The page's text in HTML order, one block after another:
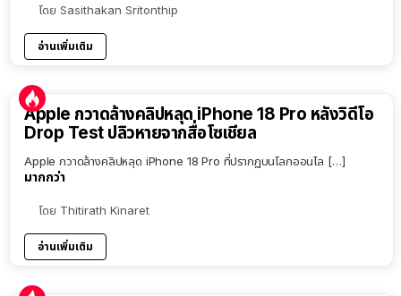
โดย Sasithakan Sritonthip
อ่านเพิ่มเติม
Apple กวาดล้างคลิปหลุด iPhone 18 Pro หลังวิดีโอ
Drop Test ปลิวหายจากสื่อโซเชียล
Apple กวาดล้างคลิปหลุด iPhone 18 Pro ที่ปรากฏบนโลกออนไล […]
มากกว่า
โดย Thitirath Kinaret
อ่านเพิ่มเติม